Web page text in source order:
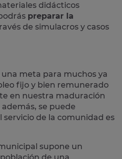
didácticos
preparar la
de simulacros y casos
meta para muchos ya
fijo y bien remunerado
en nuestra maduración
se puede
de la comunidad es
supone un